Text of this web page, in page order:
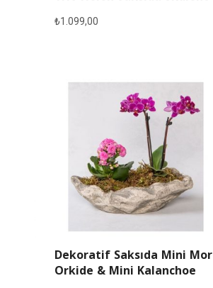
₺1.099,00
Dekoratif Saksıda Mini Mor
Orkide & Mini Kalanchoe